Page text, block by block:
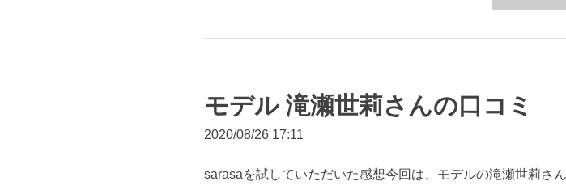
モデル 滝瀬世莉さんの口コミ
2020/08/26 17:11
sarasaを試していただいた感想今回は、モデルの滝瀬世莉さ